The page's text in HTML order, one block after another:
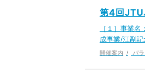
第4回JTU
［１］事業
成事業/江副
開催案内 パ